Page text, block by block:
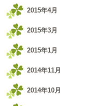
2015年4月
2015年3月
2015年1月
2014年11月
2014年10月